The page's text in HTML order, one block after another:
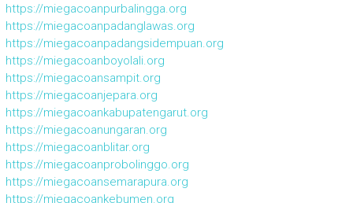
https://miegacoanpurbalingga.org
https://miegacoanpadanglawas.org
https://miegacoanpadangsidempuan.org
https://miegacoanboyolali.org
https://miegacoansampit.org
https://miegacoanjepara.org
https://miegacoankabupatengarut.org
https://miegacoanungaran.org
https://miegacoanblitar.org
https://miegacoanprobolinggo.org
https://miegacoansemarapura.org
https://miegacoankebumen.org